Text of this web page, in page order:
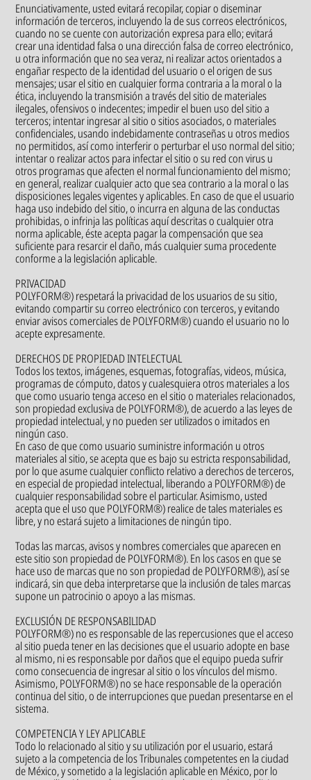
Enunciativamente, usted evitará recopilar, copiar o diseminar
información de terceros, incluyendo la de sus correos electrónicos,
cuando no se cuente con autorización expresa para ello; evitará
crear una identidad falsa o una dirección falsa de correo electrónico,
u otra información que no sea veraz, ni realizar actos orientados a
engañar respecto de la identidad del usuario o el origen de sus
mensajes; usar el sitio en cualquier forma contraria a la moral o la
ética, incluyendo la transmisión a través del sitio de materiales
ilegales, ofensivos o indecentes; impedir el buen uso del sitio a
terceros; intentar ingresar al sitio o sitios asociados, o materiales
confidenciales, usando indebidamente contraseñas u otros medios
no permitidos, así como interferir o perturbar el uso normal del sitio;
intentar o realizar actos para infectar el sitio o su red con virus u
otros programas que afecten el normal funcionamiento del mismo;
en general, realizar cualquier acto que sea contrario a la moral o las
disposiciones legales vigentes y aplicables. En caso de que el usuario
haga uso indebido del sitio, o incurra en alguna de las conductas
prohibidas, o infrinja las políticas aquí descritas o cualquier otra
norma aplicable, éste acepta pagar la compensación que sea
suficiente para resarcir el daño, más cualquier suma procedente
conforme a la legislación aplicable.
PRIVACIDAD
POLYFORM®) respetará la privacidad de los usuarios de su sitio,
evitando compartir su correo electrónico con terceros, y evitando
enviar avisos comerciales de POLYFORM®) cuando el usuario no lo
acepte expresamente.
DERECHOS DE PROPIEDAD INTELECTUAL
Todos los textos, imágenes, esquemas, fotografías, videos, música,
programas de cómputo, datos y cualesquiera otros materiales a los
que como usuario tenga acceso en el sitio o materiales relacionados,
son propiedad exclusiva de POLYFORM®), de acuerdo a las leyes de
propiedad intelectual, y no pueden ser utilizados o imitados en
ningún caso.
En caso de que como usuario suministre información u otros
materiales al sitio, se acepta que es bajo su estricta responsabilidad,
por lo que asume cualquier conflicto relativo a derechos de terceros,
en especial de propiedad intelectual, liberando a POLYFORM®) de
cualquier responsabilidad sobre el particular. Asimismo, usted
acepta que el uso que POLYFORM®) realice de tales materiales es
libre, y no estará sujeto a limitaciones de ningún tipo.
Todas las marcas, avisos y nombres comerciales que aparecen en
este sitio son propiedad de POLYFORM®). En los casos en que se
hace uso de marcas que no son propiedad de POLYFORM®), así se
indicará, sin que deba interpretarse que la inclusión de tales marcas
supone un patrocinio o apoyo a las mismas.
EXCLUSIÓN DE RESPONSABILIDAD
POLYFORM®) no es responsable de las repercusiones que el acceso
al sitio pueda tener en las decisiones que el usuario adopte en base
al mismo, ni es responsable por daños que el equipo pueda sufrir
como consecuencia de ingresar al sitio o los vínculos del mismo.
Asimismo, POLYFORM®) no se hace responsable de la operación
continua del sitio, o de interrupciones que puedan presentarse en el
sistema.
COMPETENCIA Y LEY APLICABLE
Todo lo relacionado al sitio y su utilización por el usuario, estará
sujeto a la competencia de los Tribunales competentes en la ciudad
de México, y sometido a la legislación aplicable en México, por lo